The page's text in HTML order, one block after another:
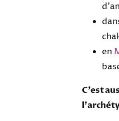
en
C’est